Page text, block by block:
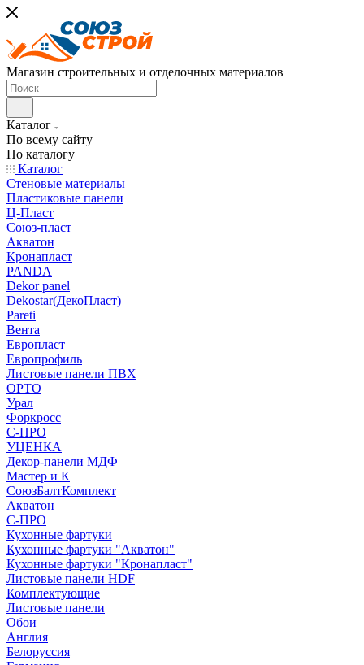
Магазин строительных и отделочных материалов
Каталог
По всему сайту
По каталогу
Каталог
Стеновые материалы
Пластиковые панели
Ц-Пласт
Союз-пласт
Акватон
Кронапласт
PANDA
Dekor panel
Dekostar(ДекоПласт)
Pareti
Вента
Европласт
Европрофиль
Листовые панели ПВХ
ОРТО
Урал
Форкросс
С-ПРО
УЦЕНКА
Декор-панели МДФ
Мастер и К
СоюзБалтКомплект
Акватон
С-ПРО
Кухонные фартуки
Кухонные фартуки "Акватон"
Кухонные фартуки "Кронапласт"
Листовые панели HDF
Комплектующие
Листовые панели
Обои
Англия
Белоруссия